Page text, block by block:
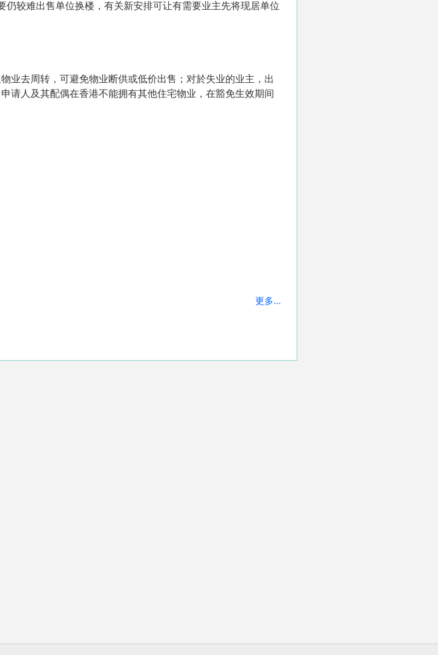
较难出售单位换楼，有关新安排可让有需要业主先将现居单位
业去周转，可避免物业断供或低价出售；对於失业的业主，出
请人及其配偶在香港不能拥有其他住宅物业，在豁免生效期间
更多...